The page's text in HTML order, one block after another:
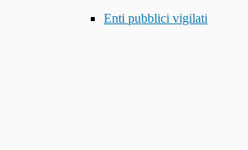
Enti pubblici vigilati